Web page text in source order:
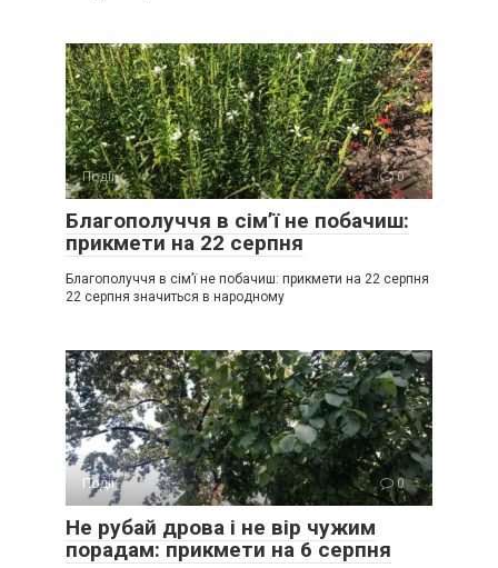
Події 0
Благополуччя в сім’ї не побачиш:
прикмети на 22 серпня
Благополуччя в сім’ї не побачиш: прикмети на 22 серпня
22 серпня значиться в народному
Події 0
Не рубай дрова і не вір чужим
порадам: прикмети на 6 серпня